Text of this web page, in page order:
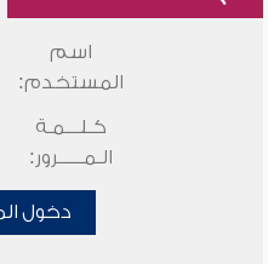
اسم
المستخدم:
كـلـــمـة
الـمـــــرور:
دخول